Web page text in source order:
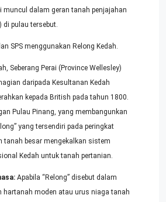
muncul dalam geran tanah penjajahan
di pulau tersebut.
SPS menggunakan Relong Kedah.
Seberang Perai (Province Wellesley)
daripada Kesultanan Kedah
kepada British pada tahun 1800.
Pulau Pinang, yang membangunkan
yang tersendiri pada peringkat
tanah besar mengekalkan sistem
Kedah untuk tanah pertanian.
Apabila “Relong” disebut dalam
hartanah moden atau urus niaga tanah